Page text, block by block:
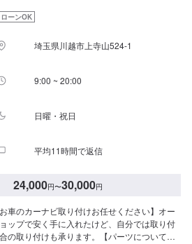
ローンOK
埼玉県川越市上寺山524-1
9:00 ~ 20:00
日曜・祝日
平均11時間で返信
24,000円〜30,000円
車のカーナビ取り付けお任せください】オー
ップで安く手に入れたけど、自分では取り付
の取り付けも承ります。【パーツについて】